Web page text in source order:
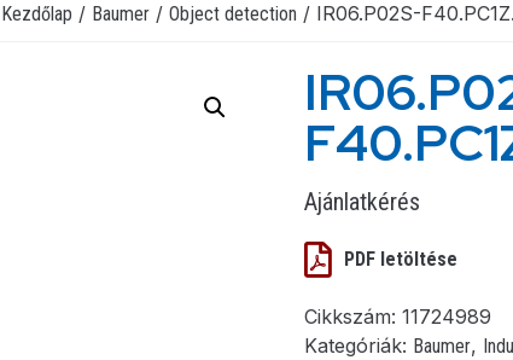
Kezdőlap / Baumer/ Object detection / IR06.P02S-
Ajánlatkérés
PDF letöltése
Cikkszám:11724989
Kategóriák: Baumer,